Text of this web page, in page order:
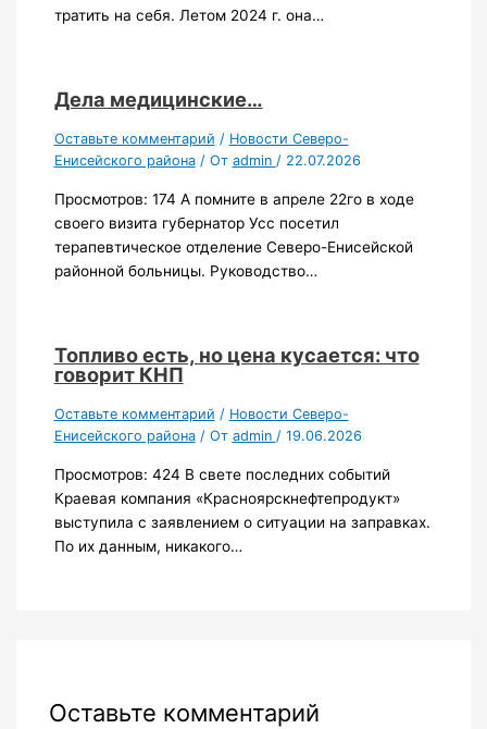
тратить на себя. Летом 2024 г. она…
Дела медицинские…
Оставьте комментарий / Новости Северо-
Енисейского района/ От admin / 22.07.2026
Просмотров: 174 А помните в апреле 22го в ходе
своего визита губернатор Усс посетил
терапевтическое отделение Северо-Енисейской
районной больницы. Руководство…
Топливо есть, но цена кусается: что
говорит КНП
Оставьте комментарий / Новости Северо-
Енисейского района/ От admin / 19.06.2026
Просмотров: 424 В свете последних событий
Краевая компания «Красноярскнефтепродукт»
выступила с заявлением о ситуации на заправках.
По их данным, никакого…
Оставьте комментарий